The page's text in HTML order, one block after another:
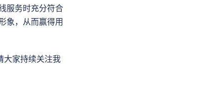
服务时充分符合
象，从而赢得用
大家持续关注我